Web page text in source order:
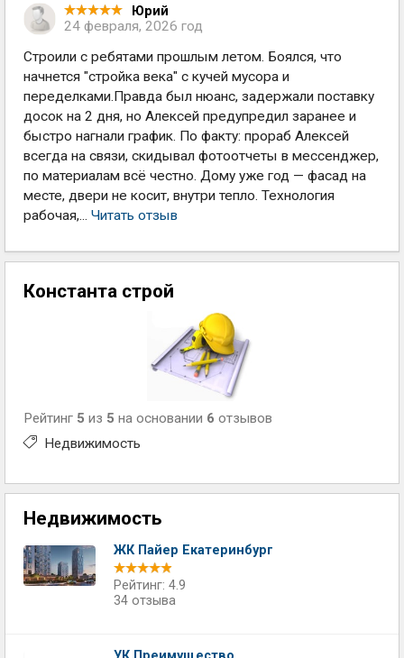
Юрий
24 февраля, 2026 год
Строили с ребятами прошлым летом. Боялся, что
начнется "стройка века" с кучей мусора и
переделками.Правда был нюанс, задержали поставку
досок на 2 дня, но Алексей предупредил заранее и
быстро нагнали график. По факту: прораб Алексей
всегда на связи, скидывал фотоотчеты в мессенджер,
по материалам всё честно. Дому уже год — фасад на
месте, двери не косит, внутри тепло. Технология
рабочая,... Читать отзыв
Константа строй
Рейтинг 5 из 5 на основании 6 отзывов
Недвижимость
Недвижимость
ЖК Пайер Екатеринбург
Рейтинг: 4.9
34 отзыва